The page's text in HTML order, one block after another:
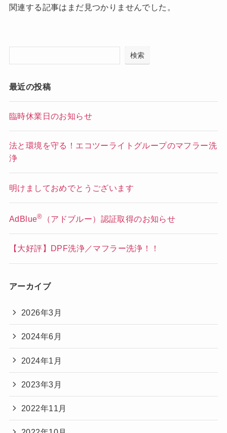
関連する記事はまだ見つかりませんでした。
検索
最近の投稿
臨時休業日のお知らせ
法と環境を守る！エコツーライトグループのマフラー洗
浄
明けましておめでとうございます
AdBlue® （アドブルー）認証取得のお知らせ
【大好評】DPF洗浄／マフラー洗浄！！
アーカイブ
2026年3月
2024年6月
2024年1月
2023年3月
2022年11月